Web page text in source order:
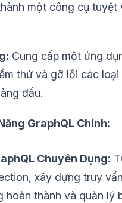
một công cụ tuyệt
Cung cấp một ứng
thử và gỡ lỗi các
đầu.
GraphQL Chính:
Chuyên Dụng:
xây dựng truy
hoàn thành và quản lý